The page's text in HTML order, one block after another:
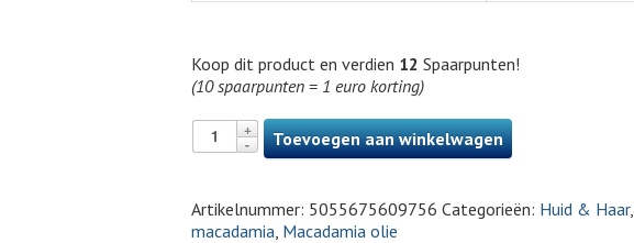
Koop dit product en verdien 12 Spaarpunten!
(10 spaarpunten = 1 euro korting)
Toevoegen aan winkelwagen
Artikelnummer: 5055675609756 Categorieën: Huid & Haar,
macadamia, Macadamia olie